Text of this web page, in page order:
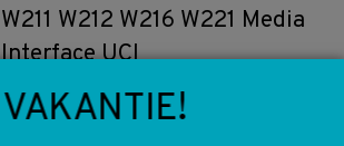
W211 W212 W216 W221 Media
Interface UCI
€ 200,00
VAKANTIE!